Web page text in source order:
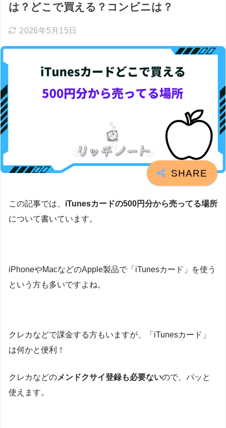
は？どこで買える？コンビニは？
2026年5月15日
この記事では、 iTunesカードの500円分から売ってる場所
について書いています。
iPhoneやMacなどのApple製品で「iTunesカード」を使う
という方も多いですよね。
クレカなどで課金する方もいますが、「iTunesカード」
は何かと便利！
クレカなどのメンドクサイ登録も必要ないので、パッと
使えます。